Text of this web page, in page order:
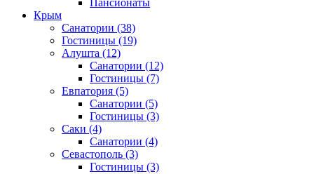
Пансионаты
Крым
Санатории (38)
Гостиницы (19)
Алушта (12)
Санатории (12)
Гостиницы (7)
Евпатория (5)
Санатории (5)
Гостиницы (3)
Саки (4)
Санатории (4)
Севастополь (3)
Гостиницы (3)